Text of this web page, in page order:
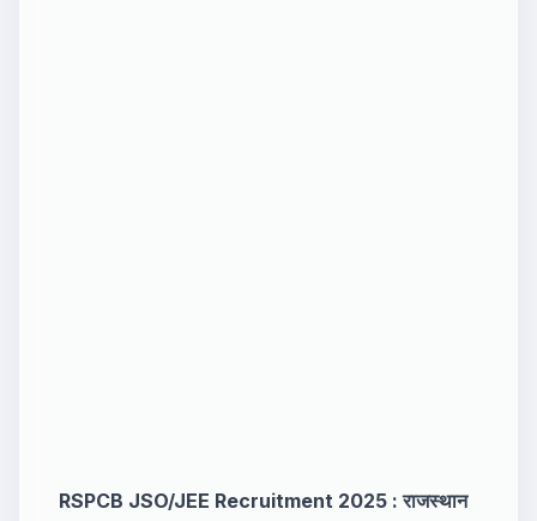
RSPCB JSO/JEE Recruitment 2025 : राजस्थान